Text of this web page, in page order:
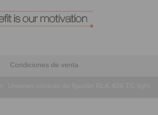
Condiciones de venta